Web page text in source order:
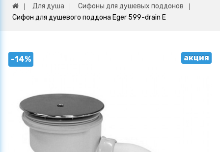
Для душа
Сифоны для душевых поддонов
Сифон для душевого поддона Eger 599-drain E
-14% акция